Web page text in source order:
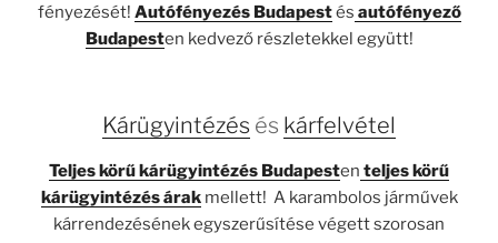
fényezését! Autófényezés Budapestés autófényező
Budapesten kedvező részletekkel együtt!
Kárügyintézés és kárfelvétel
Teljes körű kárügyintézés Budapesten teljes körű
kárügyintézés árakmellett! A karambolos járművek
kárrendezésének egyszerűsítése végett szorosan